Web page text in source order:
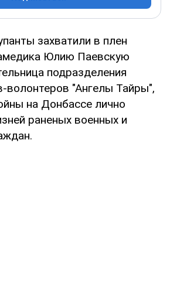
захватили в плен
Юлию Паевскую
подразделения
волонтеров "Ангелы Тайры",
на Донбассе лично
раненых военных и